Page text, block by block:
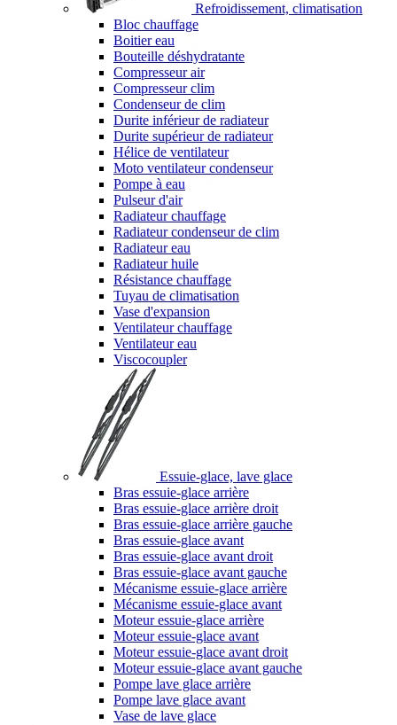
Refroidissement, climatisation
Bloc chauffage
Boitier eau
Bouteille déshydratante
Compresseur air
Compresseur clim
Condenseur de clim
Durite inférieur de radiateur
Durite supérieur de radiateur
Hélice de ventilateur
Moto ventilateur condenseur
Pompe à eau
Pulseur d'air
Radiateur chauffage
Radiateur condenseur de clim
Radiateur eau
Radiateur huile
Résistance chauffage
Tuyau de climatisation
Vase d'expansion
Ventilateur chauffage
Ventilateur eau
Viscocoupler
Essuie-glace, lave glace
Bras essuie-glace arrière
Bras essuie-glace arrière droit
Bras essuie-glace arrière gauche
Bras essuie-glace avant
Bras essuie-glace avant droit
Bras essuie-glace avant gauche
Mécanisme essuie-glace arrière
Mécanisme essuie-glace avant
Moteur essuie-glace arrière
Moteur essuie-glace avant
Moteur essuie-glace avant droit
Moteur essuie-glace avant gauche
Pompe lave glace arrière
Pompe lave glace avant
Vase de lave glace